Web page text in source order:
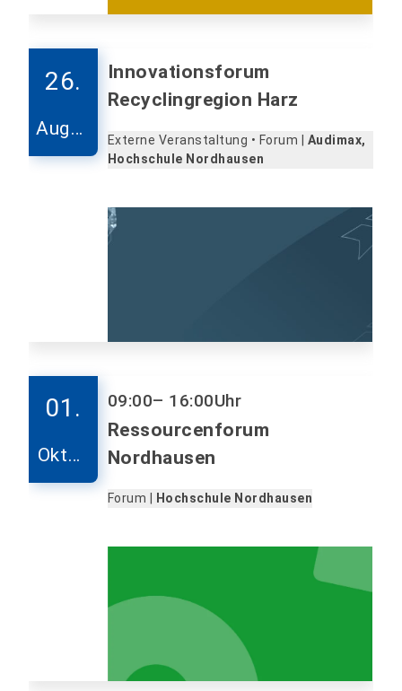
26.
Augus
t
Innovationsforum
Recyclingregion Harz
Externe Veranstaltung • Forum | Audimax,
Hochschule Nordhausen
01.
Oktob
er
09:00– 16:00Uhr
Ressourcenforum
Nordhausen
Forum | Hochschule Nordhausen